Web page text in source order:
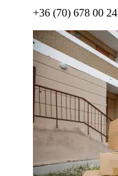
+36 (70) 678 00 24